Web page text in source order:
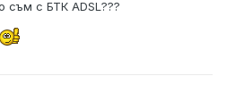
съм с БТК ADSL???